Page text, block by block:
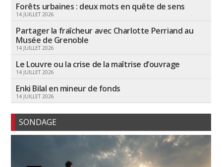
Forêts urbaines : deux mots en quête de sens
14 JUILLET 2026
Partager la fraîcheur avec Charlotte Perriand au
Musée de Grenoble
14 JUILLET 2026
Le Louvre ou la crise de la maîtrise d’ouvrage
14 JUILLET 2026
Enki Bilal en mineur de fonds
14 JUILLET 2026
SONDAGE